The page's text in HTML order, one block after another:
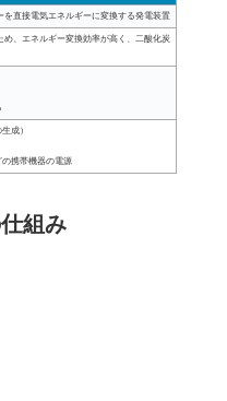
を直接電気エネルギーに変換する発電装置
め、エネルギー変換効率が高く、二酸化炭
成）
携帯機器の電源
組み